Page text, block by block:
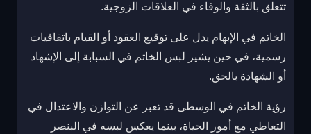
تتعلق بالثقة والوفاء في العلاقات الزوجية.
الخاتم في الإبهام يدل على توقيع العقود أو القيام باتفاقيات
رسمية، في حين يشير لبس الخاتم في السبابة إلى الإشهاد
أو الشهادة بالحق.
رؤية الخاتم في الوسطى قد تعبر عن التوازن والاعتدال في
التعاطي مع أمور الحياة، بينما يعكس لبسه في البنصر